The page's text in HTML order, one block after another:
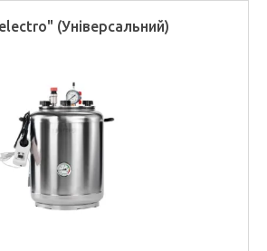
(Універсальний)